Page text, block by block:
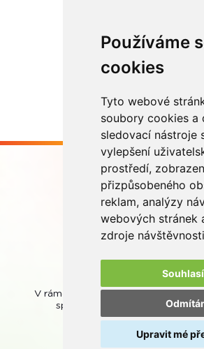
Používáme
cookies
Tyto webové
soubory cookies a
sledovací nástroje
vylepšení
prostředí,
přizpůsobeného
reklam, analýzy
webových stránek
zdroje
Upravit mé
Načíst další
Buďme ve
© REMA Systém
V rámci zpětného odběru
spolupracujeme se